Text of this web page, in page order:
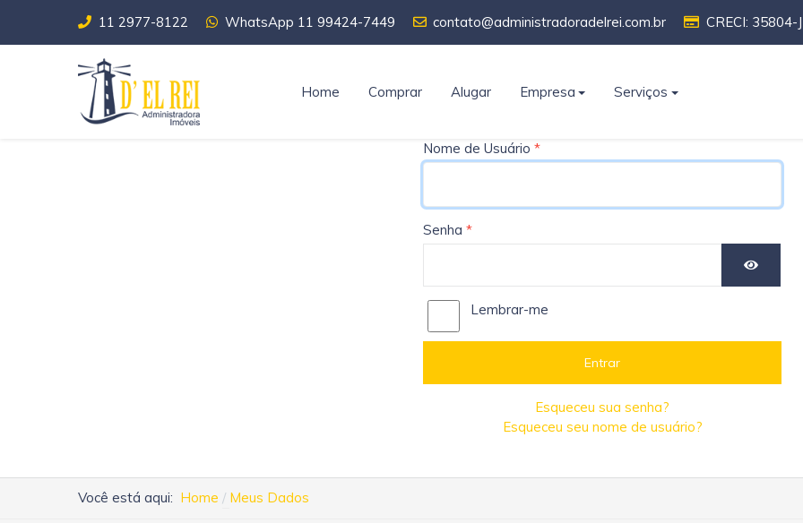
11 2977-8122 WhatsApp 11 99424-7449 contato@administradoradelrei.com.br CRECI: 35804-J
Home Comprar Alugar Empresa Serviços
Nome de Usuário *
Senha *
Lembrar-me
Entrar
Esqueceu sua senha?
Esqueceu seu nome de usuário?
Você está aqui: Home Meus Dados